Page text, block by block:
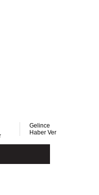
Gelince
Haber Ver